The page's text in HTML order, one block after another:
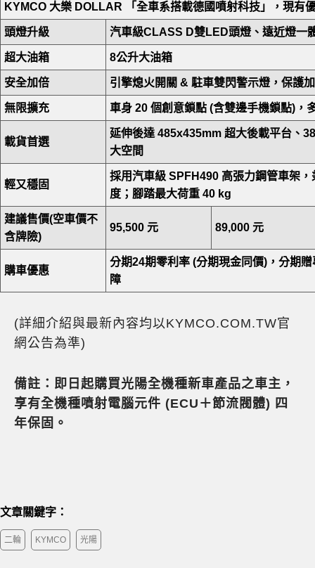
KYMCO 大樂 DOLLAR 「全車系搭載德國噴射科技」，現有
頭燈升級 汽車級CLASS D雙LED頭燈、遠近燈一
超大油箱 8公升大油箱
安全加倍 引擎熄火開關 & 駐車雙閃警示燈，保護
無限擴充 車身 20 個創意鎖點 (含雙邊手機鎖點)，
載貨首選
延伸後達 485x435mm 超大後載平台、
大空間
輕又穩固
採用汽車級 SPFH490 高張力鋼管車架
度；腳踏最大荷重 40 kg
建議售價(空車價不
含牌險)
95,500 元 89,000 元
購車優惠
分期24期零利率 (分期現金同價)，分期
障
(詳細介紹與最新內容均以KYMCO.COM.TW官
網公告為準)
備註：即日起購買光陽全機種新車產品之車主，
享有全機種噴射電腦元件 (ECU＋節流閥體) 四
年保固。
文章關鍵字：
二輪 KYMCO 光陽